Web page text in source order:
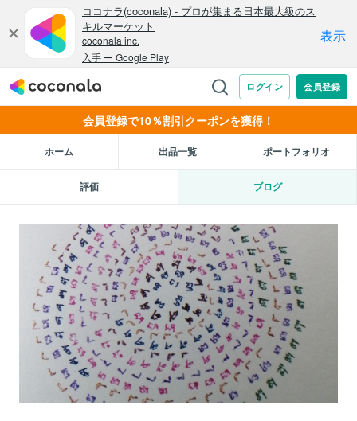
会員登録で10％割引クーポンを獲得！
ホーム 出品一覧 ポートフォリオ
評価 ブログ